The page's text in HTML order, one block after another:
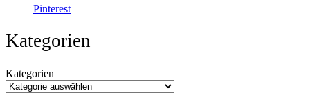
Pinterest
Kategorien
Kategorien